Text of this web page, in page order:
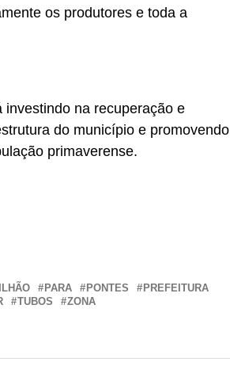
os produtores e toda a
na recuperação e
do município e promovendo
primaverense.
PARA PONTES
PREFEITURA
TUBOS ZONA